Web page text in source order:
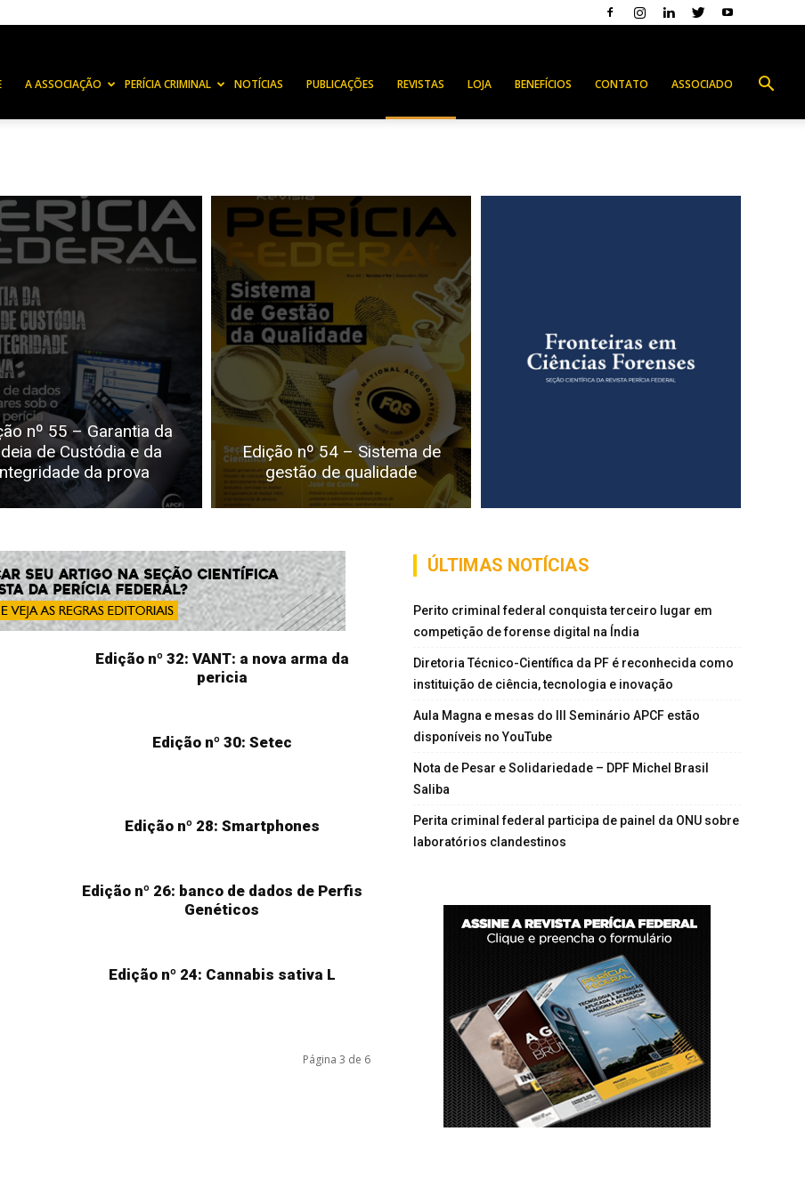
A ASSOCIAÇÃO PERÍCIA CRIMINAL NOTÍCIAS PUBLICAÇÕES REVISTAS LOJA BENEFÍCIOS CONTATO ASSOCIADO
nº 55 – Garantia da
de Custódia e da
da prova
Edição nº 54 – Sistema de
gestão de qualidade
Edição nº 32: VANT: a nova arma da
pericia
Edição nº 30: Setec
Edição nº 28: Smartphones
Edição nº 26: banco de dados de Perfis
Genéticos
Edição nº 24: Cannabis sativa L
Página 3 de 6
ÚLTIMAS NOTÍCIAS
Perito criminal federal conquista terceiro lugar em
competição de forense digital na Índia
Diretoria Técnico-Científica da PF é reconhecida como
instituição de ciência, tecnologia e inovação
Aula Magna e mesas do III Seminário APCF estão
disponíveis no YouTube
Nota de Pesar e Solidariedade – DPF Michel Brasil
Saliba
Perita criminal federal participa de painel da ONU sobre
laboratórios clandestinos